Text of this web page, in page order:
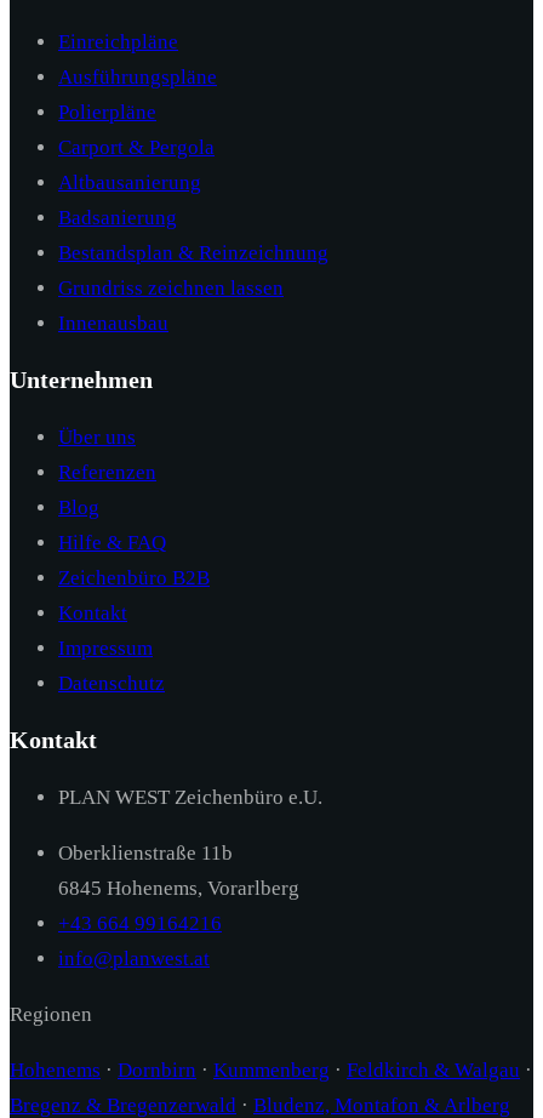
Einreichpläne
Ausführungspläne
Polierpläne
Carport & Pergola
Altbausanierung
Badsanierung
Bestandsplan & Reinzeichnung
Grundriss zeichnen lassen
Innenausbau
Unternehmen
Über uns
Referenzen
Blog
Hilfe & FAQ
Zeichenbüro B2B
Kontakt
Impressum
Datenschutz
Kontakt
PLAN WEST Zeichenbüro e.U.
Oberklienstraße 11b
6845 Hohenems, Vorarlberg
+43 664 99164216
info@planwest.at
Regionen
Hohenems · Dornbirn · Kummenberg · Feldkirch & Walgau ·
Bregenz & Bregenzerwald · Bludenz, Montafon & Arlberg